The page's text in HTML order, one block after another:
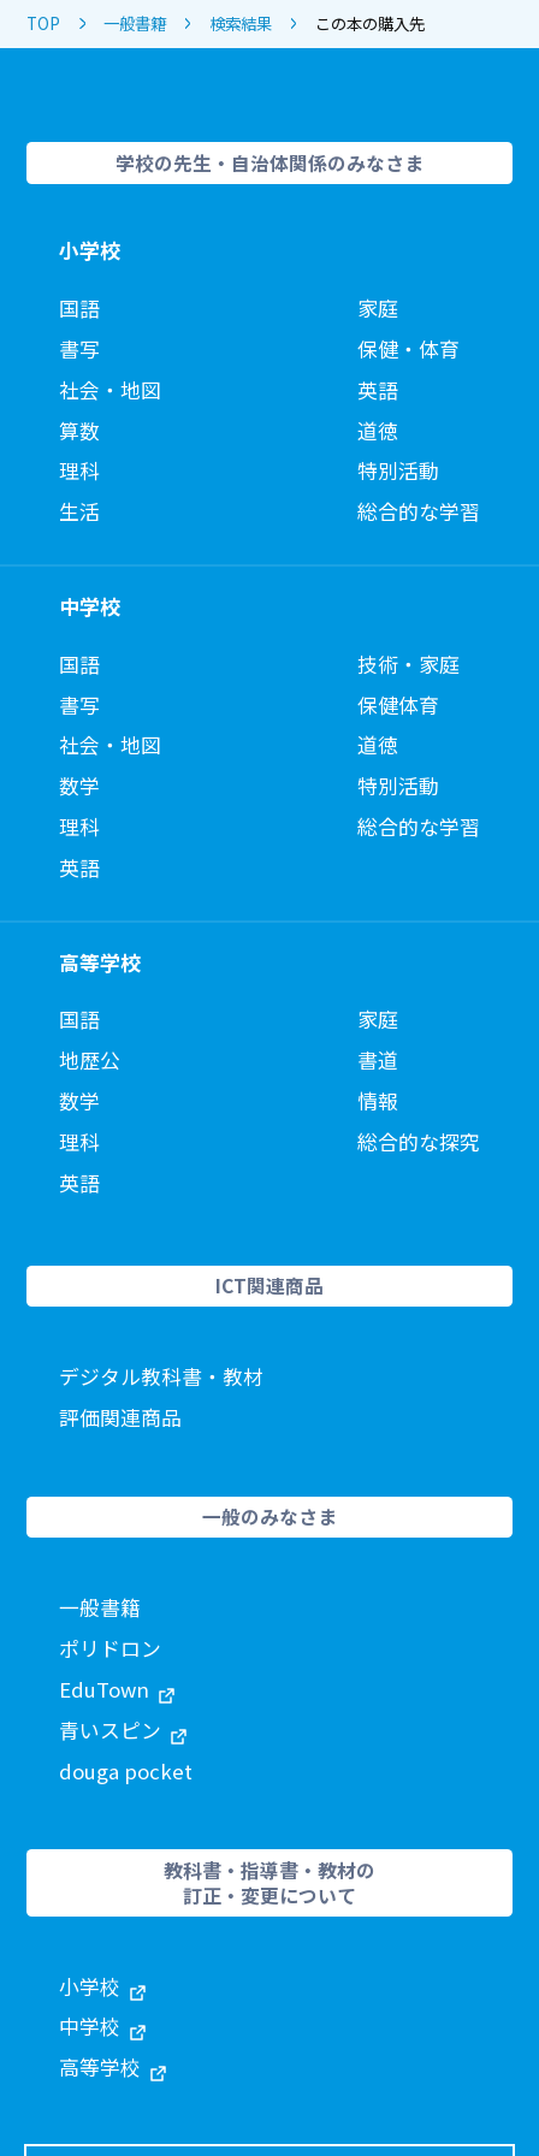
TOP 一般書籍 検索結果 この本の購入先
学校の先生・自治体関係のみなさま
小学校
国語
書写
社会・地図
算数
理科
生活
家庭
保健・体育
英語
道徳
特別活動
総合的な学習
中学校
国語
書写
社会・地図
数学
理科
英語
技術・家庭
保健体育
道徳
特別活動
総合的な学習
高等学校
国語
地歴公
数学
理科
英語
家庭
書道
情報
総合的な探究
ICT関連商品
デジタル教科書・教材
評価関連商品
一般のみなさま
一般書籍
ポリドロン
EduTown
青いスピン
douga pocket
教科書・指導書・教材の
訂正・変更について
小学校
中学校
高等学校